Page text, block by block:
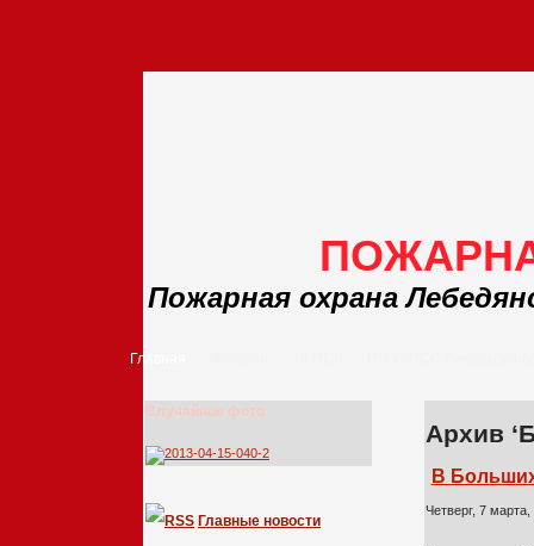
Пожарная охрана
Главная
Случайное фото
Главные новости
Архив
В
Четверг, 7 марта,